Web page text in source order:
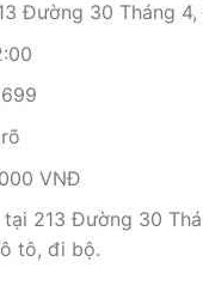
Đường 30 Tháng
VNĐ
213 Đường 30
tô, đi bộ.